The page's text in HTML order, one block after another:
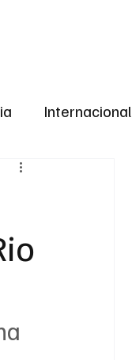
Internacional
Metropolitana
Opinião